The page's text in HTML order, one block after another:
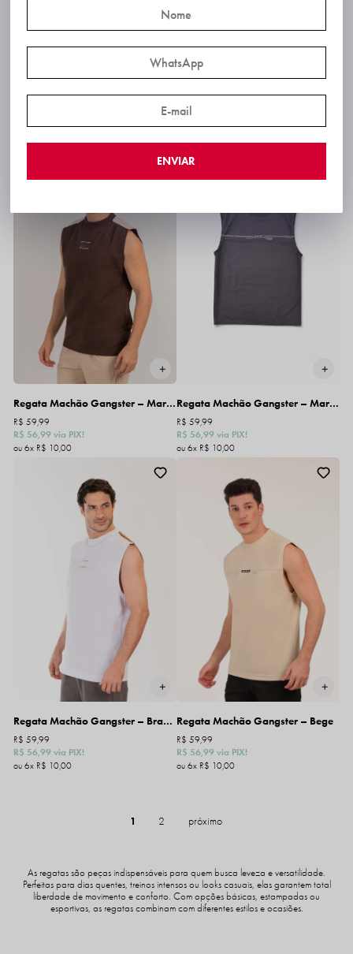
6xR$ 9,17
R$ 52,24
R$ 54,99
6xR$ 9,17
Regata Machão Gangster – Marrom
R$ 56,99 via PIX!
R$ 59,99
6x R$ 10,00
Regata Machão Gangster – Marrom
R$ 56,99 via PIX!
R$ 59,99
6x R$ 10,00
Regata Machão Gangster – Branca
R$ 56,99 via PIX!
R$ 59,99
6x R$ 10,00
Regata Machão Gangster – Bege
R$ 56,99 via PIX!
R$ 59,99
6x R$ 10,00
1 2
As regatas são peças indispensáveis para quem busca leveza e versatilidade.
Perfeitas para dias quentes, treinos intensos ou looks casuais, elas garantem total
liberdade de movimento e conforto. Com opções básicas, estampadas ou
esportivas, as regatas combinam com diferentes estilos e ocasiões.
ENVIAR